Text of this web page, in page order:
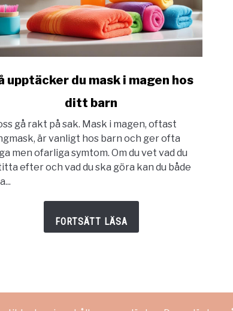
upptäcker du mask i magen hos
ditt barn
gå rakt på sak. Mask i magen, oftast
är vanligt hos barn och ger ofta
men ofarliga symtom. Om du vet vad du
efter och vad du ska göra kan du både